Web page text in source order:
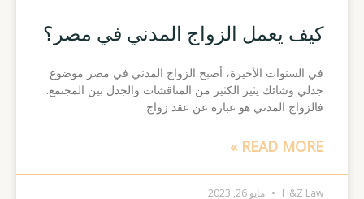
كيف يعمل الزواج المدني في مصر؟
في السنوات الأخيرة، أصبح الزواج المدني في مصر موضوع
جدلي وشائك يثير الكثير من المناقشات والجدل بين المجتمع.
فالزواج المدني هو عبارة عن عقد زواج
READ MORE »
H&Z Law مايو 26, 2023